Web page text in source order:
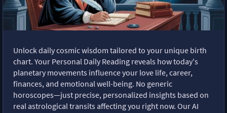
Unlock daily cosmic wisdom tailored to your unique birth
chart. Your Personal Daily Reading reveals how today's
planetary movements influence your love life, career,
finances, and emotional well-being. No generic
horoscopes—just precise, personalized insights based on
real astrological transits affecting you right now. Our AI